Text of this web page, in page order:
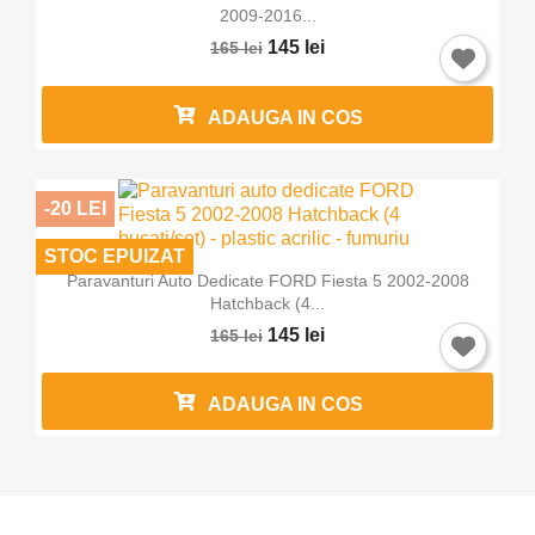
2009-2016...
165 lei 145 lei
ADAUGA IN COS
Paravanturi Auto Dedicate FORD Fiesta 5 2002-2008
Hatchback (4...
165 lei 145 lei
-20 LEI
STOC EPUIZAT
ADAUGA IN COS